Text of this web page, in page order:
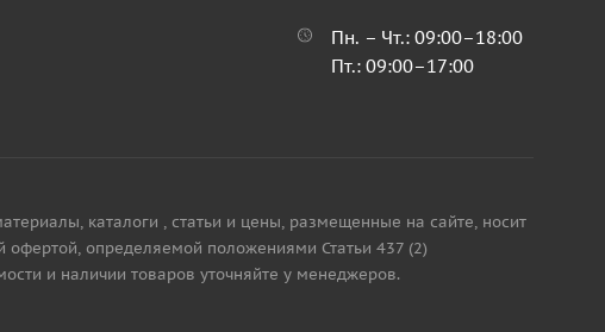
Пн. – Чт.: 09:00–18:00
Пт.: 09:00–17:00
каталоги , статьи и цены, размещенные на сайте, носит
определяемой положениями Статьи 437 (2)
и наличии товаров уточняйте у менеджеров.